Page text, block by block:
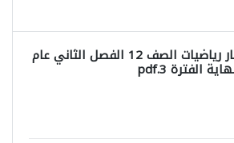
نموذج 9 لاختبار رياضيات الصف 12 الفصل الثاني عام